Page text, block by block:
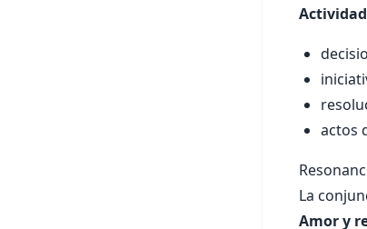
actos
La
Amor y